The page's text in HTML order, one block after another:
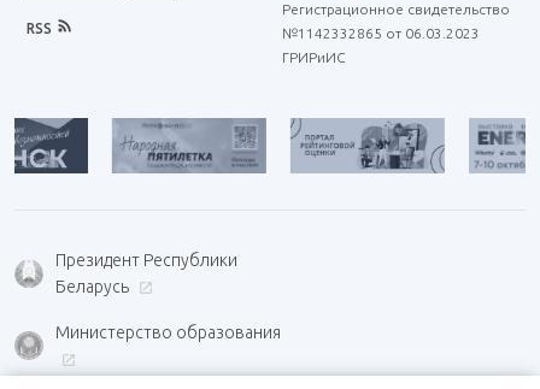
RSS
Регистрационное свидетельство
№1142332865 от 06.03.2023
ГРИРиИС
Президент Республики
Беларусь
Министерство образования